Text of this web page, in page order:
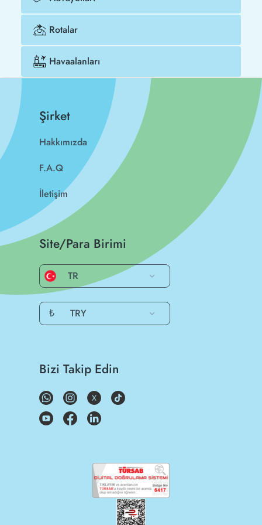
Rotalar
Havaalanları
Şirket
Hakkımızda
F.A.Q
İletişim
Site/Para Birimi
TR
₺ TRY
Bizi Takip Edin